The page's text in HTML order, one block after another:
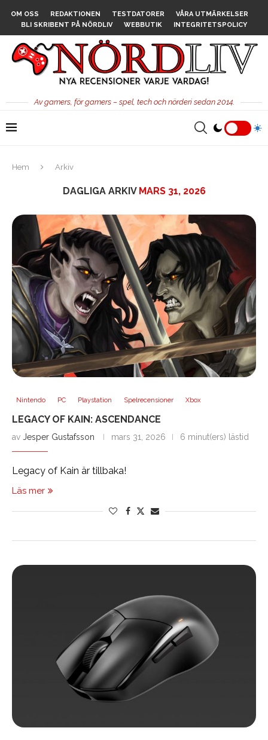
OM OSS REDAKTIONEN TESTDATORER
VÅRA UTMÄRKELSER
BLI SKRIBENT PÅ NÖRDLIV
WEBBUTIK INTEGRITETSPOLICY
Av gamers, för gamers – spel, tech och nörderi sedan 2014.
Hem Arkiv
DAGLIGA ARKIV MARS 31, 2026
Nintendo PC Playstation Spelrecensioner Xbox
LEGACY OF KAIN: ASCENDANCE
av Jesper Gustafsson mars 31, 2026 6 minut(ers) lästid
Legacy of Kain är tillbaka!
Läs mer